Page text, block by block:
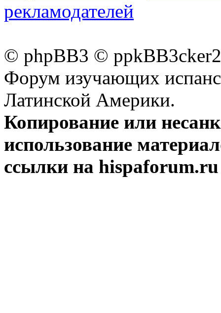
рекламодателей
© phpBB3 ©
Форум изучающих
Латинской Америки.
Копирование или
использование
ссылки на hispaforum.ru